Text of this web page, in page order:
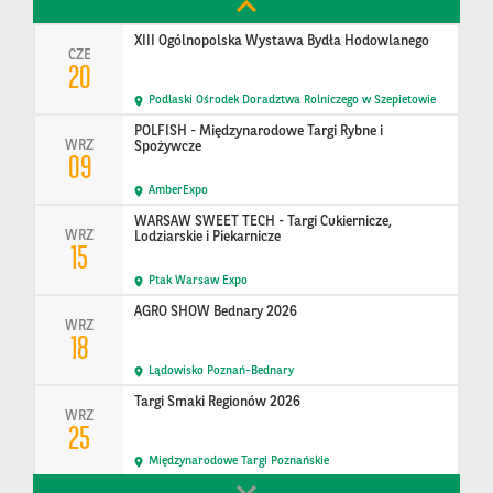
CZE
20
XIII Ogólnopolska Wystawa Bydła Hodowlanego
Podlaski Ośrodek Doradztwa Rolniczego w Szepietowie
WRZ
09
POLFISH - Międzynarodowe Targi Rybne i
Spożywcze
AmberExpo
WRZ
15
WARSAW SWEET TECH - Targi Cukiernicze,
Lodziarskie i Piekarnicze
Ptak Warsaw Expo
WRZ
18
AGRO SHOW Bednary 2026
Lądowisko Poznań-Bednary
WRZ
25
Targi Smaki Regionów 2026
Międzynarodowe Targi Poznańskie